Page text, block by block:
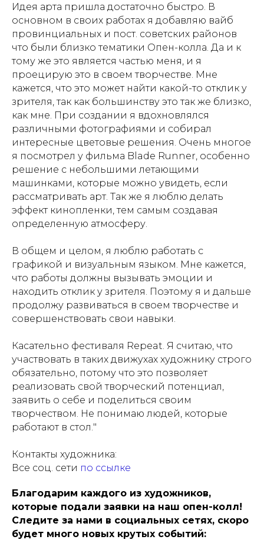
Идея арта пришла достаточно быстро. В
основном в своих работах я добавляю вайб
провинциальных и пост. советских районов
что были близко тематики Опен-колла. Да и к
тому же это является частью меня, и я
проецирую это в своем творчестве. Мне
кажется, что это может найти какой-то отклик у
зрителя, так как большинству это так же близко,
как мне. При создании я вдохновлялся
различными фотографиями и собирал
интересные цветовые решения. Очень многое
я посмотрел у фильма Blade Runner, особенно
решение с небольшими летающими
машинками, которые можно увидеть, если
рассматривать арт. Так же я люблю делать
эффект кинопленки, тем самым создавая
определенную атмосферу.
В общем и целом, я люблю работать с
графикой и визуальным языком. Мне кажется,
что работы должны вызывать эмоции и
находить отклик у зрителя. Поэтому я и дальше
продолжу развиваться в своем творчестве и
совершенствовать свои навыки.
Касательно фестиваля Repeat. Я считаю, что
участвовать в таких движухах художнику строго
обязательно, потому что это позволяет
реализовать свой творческий потенциал,
заявить о себе и поделиться своим
творчеством. Не понимаю людей, которые
работают в стол. "
Контакты художника:
Все соц. сети по ссылке
Благодарим каждого из художников,
которые подали заявки на наш опен-колл!
Следите за нами в социальных сетях, скоро
будет много новых крутых событий: